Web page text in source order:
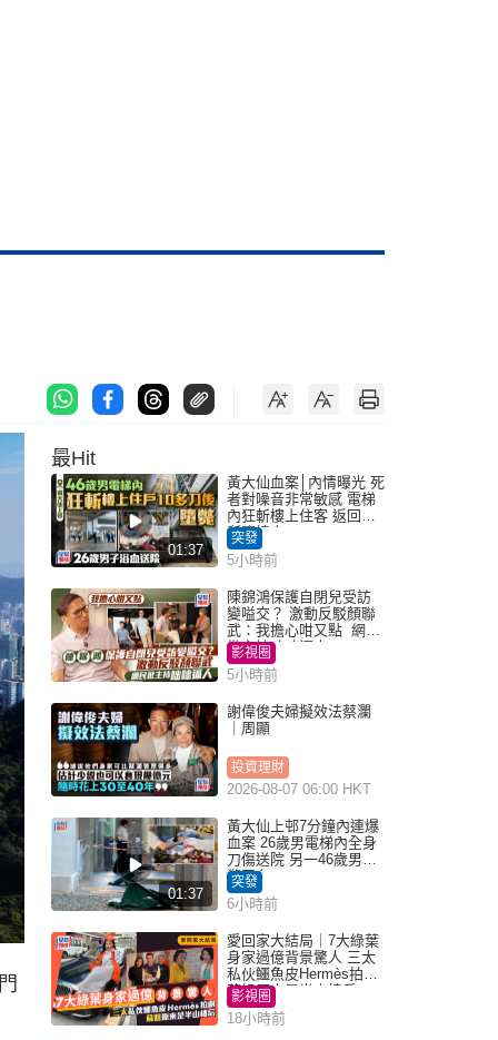
最Hit
01:37
黃大仙血案│內情曝光 死
者對噪音非常敏感 電梯
內狂斬樓上住客 返回住
所墮樓亡
突發
5小時前
陳錦鴻保護自閉兒受訪
變嗌交？ 激動反駁顏聯
武：我擔心咁又點 網民
批主持咄咄逼人
影視圈
5小時前
謝偉俊夫婦擬效法蔡瀾
｜周顯
投資理財
2026-08-07 06:00 HKT
01:37
黃大仙上邨7分鐘內連爆
血案 26歲男電梯內全身
刀傷送院 另一46歲男倒
斃平台
突發
6小時前
愛回家大結局｜7大綠葉
身家過億背景驚人 三太
私伙鱷魚皮Hermès拍劇
蘇姐原來是半山樓后
影視圈
18小時前